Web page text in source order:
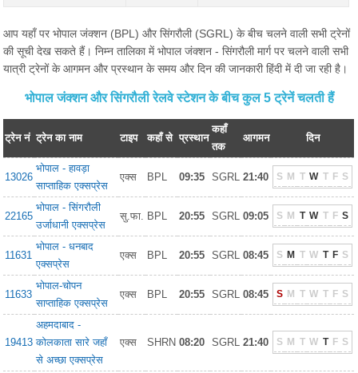
आप यहाँ पर भोपाल जंक्शन (BPL) और सिंगरौली (SGRL) के बीच चलने वाली सभी ट्रेनों
की सूची देख सकते हैं। निम्न तालिका में भोपाल जंक्शन - सिंगरौली मार्ग पर चलने वाली सभी
यात्री ट्रेनों के आगमन और प्रस्थान के समय और दिन की जानकारी हिंदी में दी जा रही है।
भोपाल जंक्शन और सिंगरौली रेलवे स्टेशन के बीच कुल 5 ट्रेनें चलती हैं
ट्रेन नं ट्रेन का नाम टाइप कहाँ से प्रस्थान
कहाँ
तक
आगमन दिन
13026
भोपाल - हावड़ा
साप्ताहिक एक्सप्रेस
एक्स BPL 09:35 SGRL 21:40 S M T W T F S
22165
भोपाल - सिंगरौली
उर्जाधानी एक्सप्रेस
सु.फा. BPL 20:55 SGRL 09:05 S M T W T F S
11631
भोपाल - धनबाद
एक्सप्रेस
एक्स BPL 20:55 SGRL 08:45 S M T W T F S
11633
भोपाल-चोपन
साप्ताहिक एक्सप्रेस
एक्स BPL 20:55 SGRL 08:45 S M T W T F S
19413
अहमदाबाद -
कोलकाता सारे जहाँ
से अच्छा एक्सप्रेस
एक्स SHRN 08:20 SGRL 21:40 S M T W T F S